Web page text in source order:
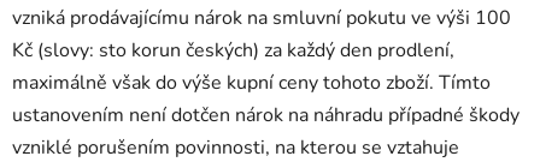
vzniká prodávajícímu nárok na smluvní pokutu ve výši 100
Kč (slovy: sto korun českých) za každý den prodlení,
maximálně však do výše kupní ceny tohoto zboží. Tímto
ustanovením není dotčen nárok na náhradu případné škody
vzniklé porušením povinnosti, na kterou se vztahuje